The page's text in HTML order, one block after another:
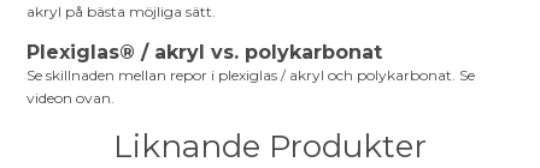
akryl på bästa möjliga sätt.
Plexiglas® / akryl vs. polykarbonat
Se skillnaden mellan repor i plexiglas / akryl och polykarbonat. Se
videon ovan.
Liknande Produkter